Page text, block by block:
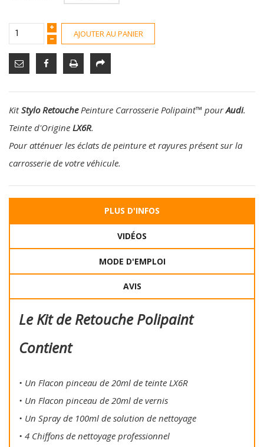
AJOUTER AU PANIER
KitStylo RetouchePeinture Carrosserie Polipaint™ pourAudi.
Teinte d'Origine LX6R.
Pour atténuer les éclats de peinture et rayures présent sur la
carrosserie de votre véhicule.
PLUS D'INFOS
VIDÉOS
MODE D'EMPLOI
AVIS
Le Kit de Retouche Polipaint
Contient
• Un Flacon pinceau de 20ml de teinte LX6R
• Un Flacon pinceau de 20ml de vernis
• Un Spray de 100ml de solution de nettoyage
• 4 Chiffons de nettoyage professionnel